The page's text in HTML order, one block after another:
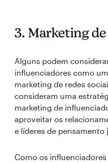
3. Marketing
Alguns podem
influenciadores como
marketing de redes
consideram uma
marketing de
aproveitar os
e líderes de
Como os